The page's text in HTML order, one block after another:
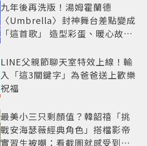
九年後再洗版！湯姆霍蘭德
〈Umbrella〉封神舞台差點變成
「這首歌」 造型彩蛋、暖心故事
LINE父親節聊天室特效上線！輸
入「這3關鍵字」為爸爸送上歡樂
祝福
最美小三只剩顏值？韓韶禧「挑
戰安海瑟薇經典角色」搭檔影帝
實習生被嘲：看截圖就感受到演